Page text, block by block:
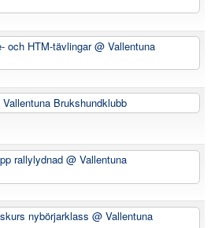
och HTM-tävlingar@ Vallentuna
Vallentuna Brukshundklubb
rallylydnad @ Vallentuna
nybörjarklass @ Vallentuna